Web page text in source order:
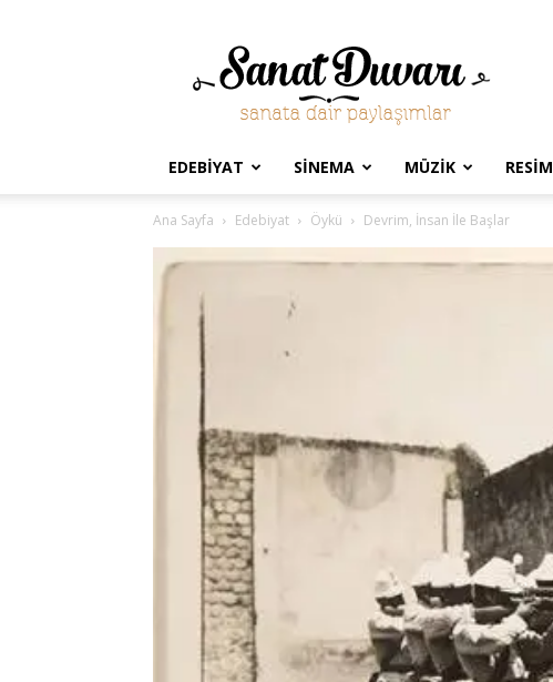
Sanat
Duvarı
EDEBIYAT SINEMA MÜZIK RESIM
Ana Sayfa Edebiyat Öykü Devrim, İnsan İle Başlar